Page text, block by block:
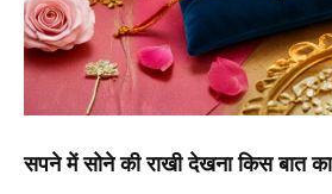
सपने में सोने की राखी देखना किस बात